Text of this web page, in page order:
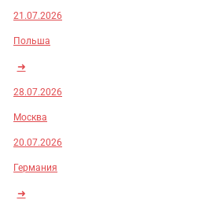
21.07.2026
Польша
➜
28.07.2026
Москва
20.07.2026
Германия
➜